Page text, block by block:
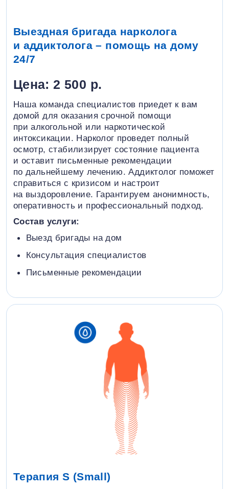
Выездная бригада нарколога
и аддиктолога – помощь на дому
24/7
Цена: 2 500 р.
Наша команда специалистов приедет к вам
домой для оказания срочной помощи
при алкогольной или наркотической
интоксикации. Нарколог проведет полный
осмотр, стабилизирует состояние пациента
и оставит письменные рекомендации
по дальнейшему лечению. Аддиктолог поможет
справиться с кризисом и настроит
на выздоровление. Гарантируем анонимность,
оперативность и профессиональный подход.
Состав услуги:
Выезд бригады на дом
Консультация специалистов
Письменные рекомендации
Терапия S (Small)